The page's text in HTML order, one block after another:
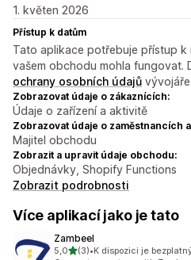
1. květen 2026
Přístup k datům
Tato aplikace potřebuje přístup k
vašem obchodu mohla fungovat.
ochrany osobních údajů vývojáře.
Zobrazovat údaje o zákaznících:
Údaje o zařízení a aktivitě
Zobrazovat údaje o zaměstnancích
Majitel obchodu
Zobrazit a upravit údaje obchodu:
Objednávky, Shopify Functions
Zobrazit podrobnosti
Více aplikací jako je tato
Zambeel
5,0z 5 hvězd
(3)
Celkový počet recenzí: 3
•K dispozici je